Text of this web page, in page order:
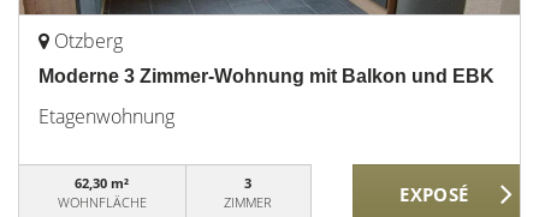
Otzberg
Moderne 3 Zimmer-Wohnung mit Balkon und EBK
Etagenwohnung
62,30 m²
WOHNFLÄCHE
3
ZIMMER